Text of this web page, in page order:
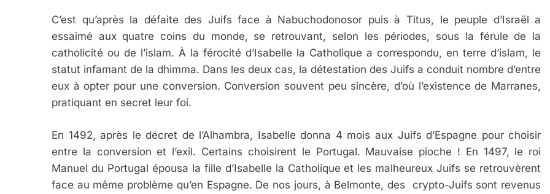
C’est qu’après la défaite des Juifs face à Nabuchodonosor puis à Titus, le peuple d’Israël a
essaimé aux quatre coins du monde, se retrouvant, selon les périodes, sous la férule de la
catholicité ou de l’islam. À la férocité d’Isabelle la Catholique a correspondu, en terre d’islam, le
statut infamant de la dhimma. Dans les deux cas, la détestation des Juifs a conduit nombre d’entre
eux à opter pour une conversion. Conversion souvent peu sincère, d’où l’existence de Marranes,
pratiquant en secret leur foi.
En 1492, après le décret de l’Alhambra, Isabelle donna 4 mois aux Juifs d’Espagne pour choisir
entre la conversion et l’exil. Certains choisirent le Portugal. Mauvaise pioche ! En 1497, le roi
Manuel du Portugal épousa la fille d’Isabelle la Catholique et les malheureux Juifs se retrouvèrent
face au même problème qu’en Espagne. De nos jours, à Belmonte, des crypto-Juifs sont revenus